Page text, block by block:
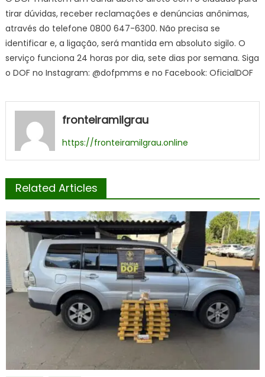
tirar dúvidas, receber reclamações e denúncias anônimas,
através do telefone 0800 647-6300. Não precisa se
identificar e, a ligação, será mantida em absoluto sigilo. O
serviço funciona 24 horas por dia, sete dias por semana. Siga
o DOF no Instagram: @dofpmms e no Facebook: OficialDOF
fronteiramilgrau
https://fronteiramilgrau.online
Related Articles